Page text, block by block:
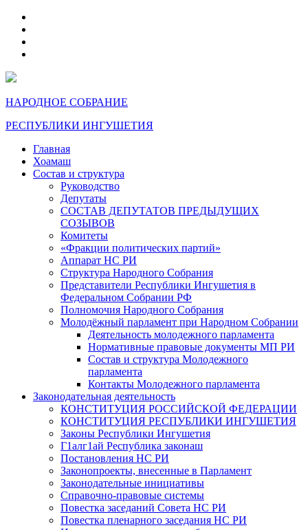
НАРОДНОЕ СОБРАНИЕ
РЕСПУБЛИКИ ИНГУШЕТИЯ
Главная
Хоамаш
Состав и структура
Руководство
Депутаты
СОСТАВ ДЕПУТАТОВ ПРЕДЫДУЩИХ
СОЗЫВОВ
Комитеты
«Фракции политических партий»
Аппарат НС РИ
Структура Народного Собрания
Представители Республики Ингушетия в
Федеральном Собрании РФ
Полномочия Народного Собрания
Молодёжный парламент при Народном Собрании
Деятельность молодежного парламента
Нормативные правовые документы МП РИ
Состав и структура Молодежного
парламента
Контакты Молодежного парламента
Законодательная деятельность
КОНСТИТУЦИЯ РОССИЙСКОЙ ФЕДЕРАЦИИ
КОНСТИТУЦИЯ РЕСПУБЛИКИ ИНГУШЕТИЯ
Законы Республики Ингушетия
Г1алг1ай Республика законаш
Постановления НС РИ
Законопроекты, внесенные в Парламент
Законодательные инициативы
Справочно-правовые системы
Повестка заседаний Совета НС РИ
Повестка пленарного заседания НС РИ